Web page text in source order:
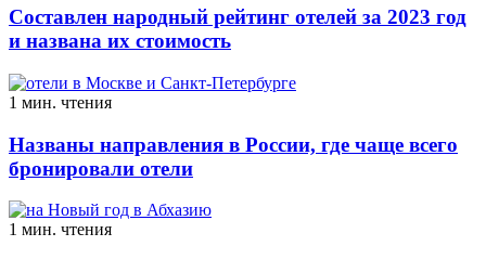
Составлен народный рейтинг отелей за 2023 год
и названа их стоимость
1 мин. чтения
Названы направления в России, где чаще всего
бронировали отели
1 мин. чтения